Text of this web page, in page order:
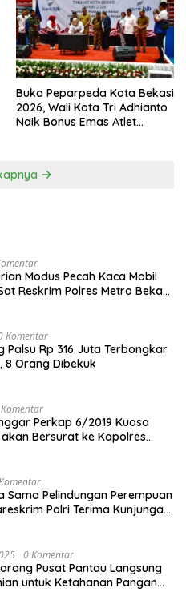
Buka Peparpeda Kota Bekasi
2026, Wali Kota Tri Adhianto
Naik Bonus Emas Atlet
Modus Pecah Kaca Mobil
Reskrim Polres Metro Bekasi
Komentar
Palsu Rp 316 Juta Terbongkar
8 Orang Dibekuk
Perkap 6/2019 Kuasa
Bersurat ke Kapolres
Sama Pelindungan Perempuan
Polri Terima Kunjungan
0 Komentar
Pusat Pantau Langsung
untuk Ketahanan Pangan